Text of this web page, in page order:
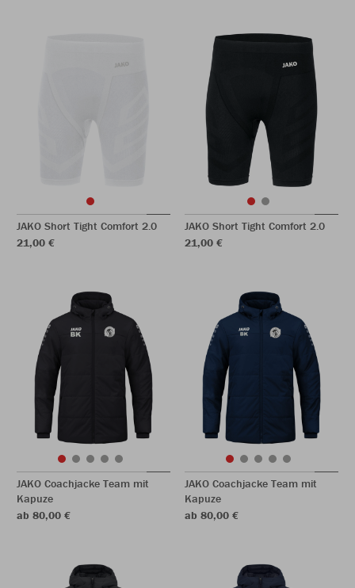
JAKO Short Tight Comfort 2.0
21,00 €
JAKO Short Tight Comfort 2.0
21,00 €
JAKO Coachjacke Team mit
Kapuze
ab 80,00 €
JAKO Coachjacke Team mit
Kapuze
ab 80,00 €